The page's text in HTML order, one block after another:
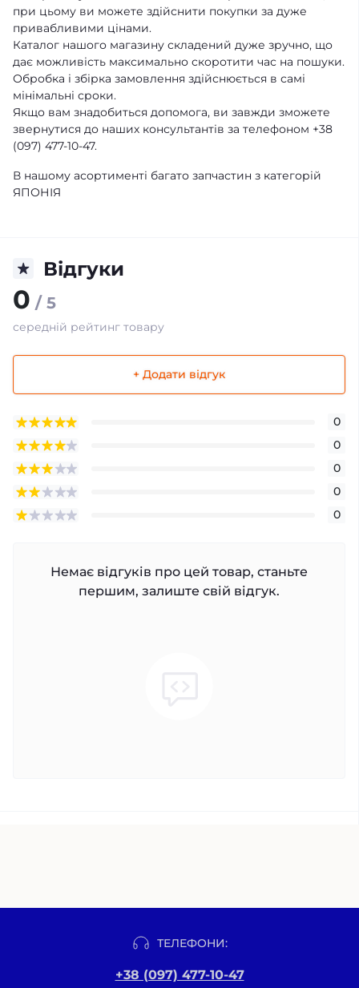
при цьому ви можете здійснити покупки за дуже
привабливими цінами.
Каталог нашого магазину складений дуже зручно, що
дає можливість максимально скоротити час на пошуки.
Обробка і збірка замовлення здійснюється в самі
мінімальні сроки.
Якщо вам знадобиться допомога, ви завжди зможете
звернутися до наших консультантів за телефоном +38
(097) 477-10-47.
В нашому асортименті багато запчастин з категорій
ЯПОНІЯ
Відгуки
0 / 5
середній рейтинг товару
+ Додати відгук
0
0
0
0
0
Немає відгуків про цей товар, станьте
першим, залиште свій відгук.
ТЕЛЕФОНИ:
+38 (097) 477-10-47